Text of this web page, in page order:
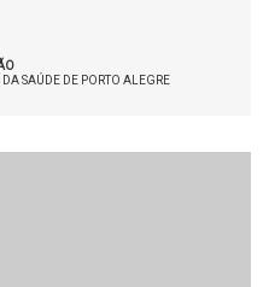
SAÚDE DE PORTO ALEGRE